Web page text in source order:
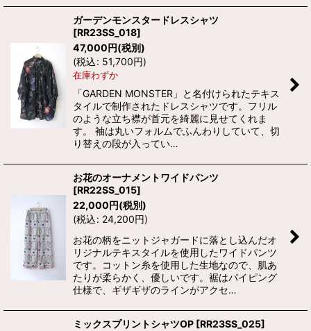
ガーデンモンスタードレスシャツ
[RR23SS_018]
47,000円(税別)
(税込: 51,700円)
在庫わずか
「GARDEN MONSTER」と名付けられたテキス
タイルで制作されたドレスシャツです。フリル
のような立ち襟が首元を綺麗に見せてくれま
す。 袖は丸いフォルムでふんわりしていて、切
り替えの段が入ってい…
お花のオーナメントワイドパンツ
[RR22SS_015]
22,000円(税別)
(税込: 24,200円)
お花の柄をニットジャガードに落とし込んだオ
リジナルテキスタイルを使用したワイドパンツ
です。コットン糸を使用した生地なので、肌あ
たりが柔らかく、優しいです。裾はパイピング
仕様で、ギザギザのラインがアクセ…
ミックスプリントシャツOP [RR23SS_025]